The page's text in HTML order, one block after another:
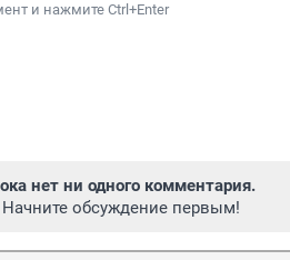
и нажмите Ctrl+Enter
нет ни одного комментария.
Начните обсуждение первым!